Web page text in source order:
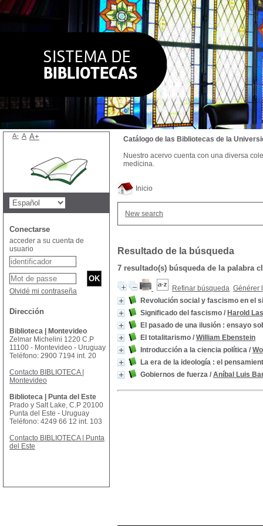
Inicio
New search
Resultado de la búsqueda
7 resultado(s) búsqueda de la palabra
Refinar búsqueda Générer
Revolución social y fascismo en el
Significado del fascismo / Harold
El pasado de una ilusión : ensayo
El totalitarismo / William Ebenstein
Introducción a la ciencia política /
La era de la ideología : el
Gobiernos de fuerza / Aníbal Luis
Catálogo de las Bibliotecas de la
Nuestro acervo cuenta con una diversa
medicina.
A- A A+
Conectarse
acceder a su cuenta de
usuario
Olvidé mi contraseña
Dirección
Biblioteca | Montevideo
Zelmar Michelini 1220 C.P
11100 - Montevideo - Uruguay
Teléfono: 2900 7194 int. 20
Contacto BIBLIOTECA |
Montevideo
Biblioteca | Punta del Este
Prado y Salt Lake, C.P 20100
Punta del Este - Uruguay
Teléfono: 4249 66 12 int. 103
Contacto BIBLIOTECA | Punta
del Este